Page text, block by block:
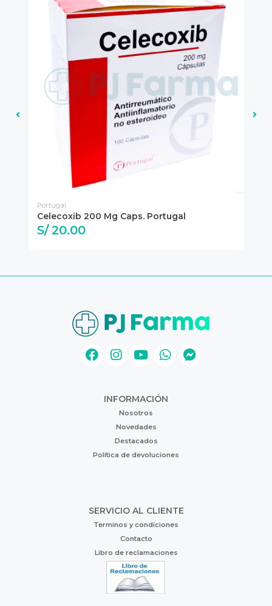
Portugal
Celecoxib 200 Mg Caps. Portugal
S/ 20.00
INFORMACIÓN
Nosotros
Novedades
Destacados
Política de devoluciones
SERVICIO AL CLIENTE
Terminos y condiciones
Contacto
Libro de reclamaciones